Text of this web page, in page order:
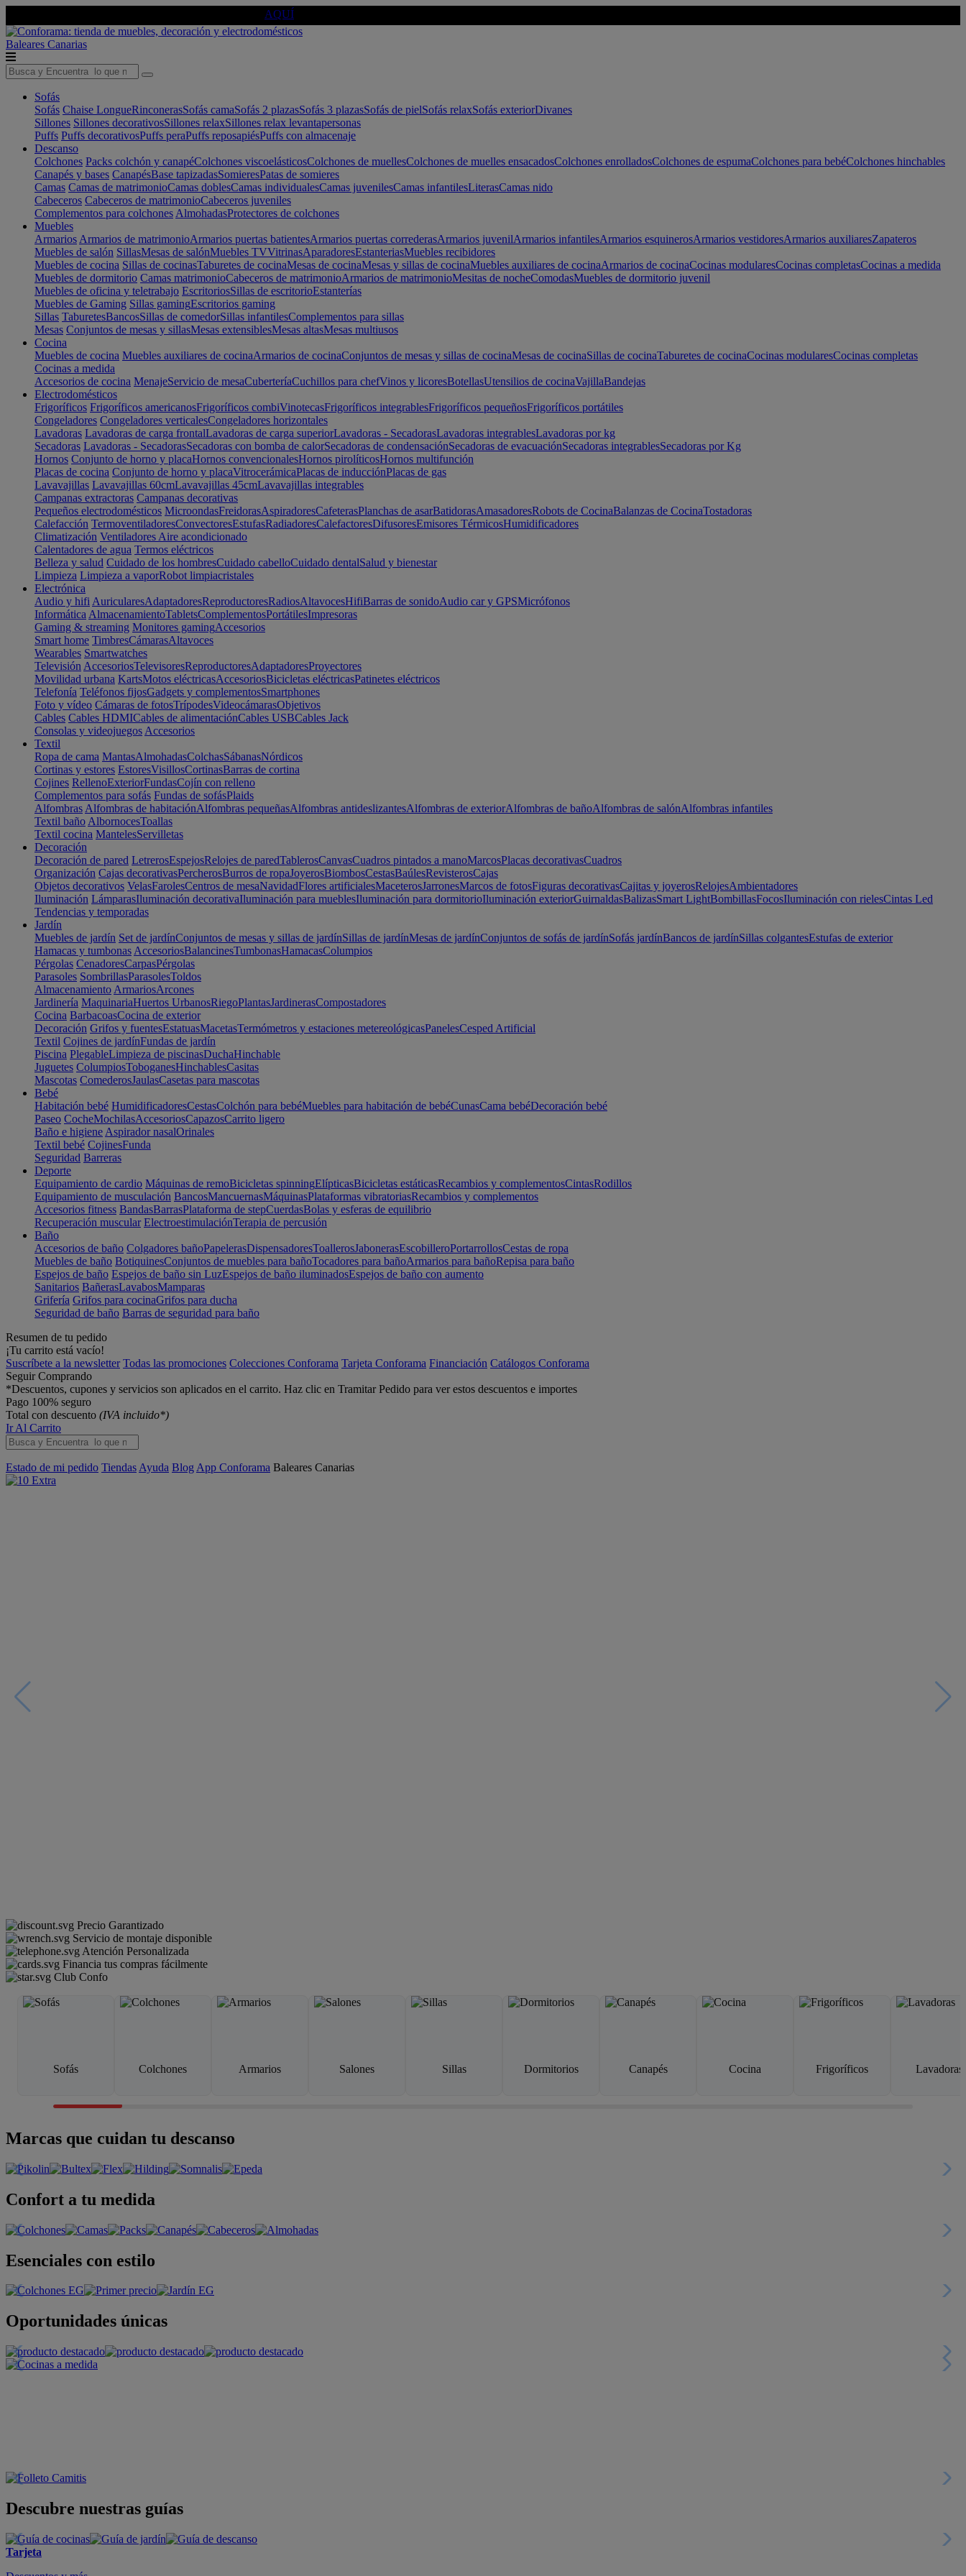
AQUÍ
Baleares Canarias
Sofás
Sofás Chaise LongueRinconerasSofás camaSofás 2 plazasSofás 3 plazasSofás de pielSofás relaxSofás exteriorDivanes
Sillones Sillones decorativosSillones relaxSillones relax levantapersonas
Puffs Puffs decorativosPuffs peraPuffs reposapiésPuffs con almacenaje
Descanso
Colchones Packs colchón y canapéColchones viscoelásticosColchones de muellesColchones de muelles ensacadosColchones enrolladosColchones de espumaColchones para bebéColchones hinchables
Canapés y bases CanapésBase tapizadasSomieresPatas de somieres
Camas Camas de matrimonioCamas doblesCamas individualesCamas juvenilesCamas infantilesLiterasCamas nido
Cabeceros Cabeceros de matrimonioCabeceros juveniles
Complementos para colchones AlmohadasProtectores de colchones
Muebles
Armarios Armarios de matrimonioArmarios puertas batientesArmarios puertas correderasArmarios juvenilArmarios infantilesArmarios esquinerosArmarios vestidoresArmarios auxiliaresZapateros
Muebles de salón SillasMesas de salónMuebles TVVitrinasAparadoresEstanteriasMuebles recibidores
Muebles de cocina Sillas de cocinasTaburetes de cocinaMesas de cocinaMesas y sillas de cocinaMuebles auxiliares de cocinaArmarios de cocinaCocinas modularesCocinas completasCocinas a medida
Muebles de dormitorio Camas matrimonioCabeceros de matrimonioArmarios de matrimonioMesitas de nocheComodasMuebles de dormitorio juvenil
Muebles de oficina y teletrabajo EscritoriosSillas de escritorioEstanterías
Muebles de Gaming Sillas gamingEscritorios gaming
Sillas TaburetesBancosSillas de comedorSillas infantilesComplementos para sillas
Mesas Conjuntos de mesas y sillasMesas extensiblesMesas altasMesas multiusos
Cocina
Muebles de cocina Muebles auxiliares de cocinaArmarios de cocinaConjuntos de mesas y sillas de cocinaMesas de cocinaSillas de cocinaTaburetes de cocinaCocinas modularesCocinas completas
Cocinas a medida
Accesorios de cocina MenajeServicio de mesaCuberteríaCuchillos para chefVinos y licoresBotellasUtensilios de cocinaVajillaBandejas
Electrodomésticos
Frigoríficos Frigoríficos americanosFrigoríficos combiVinotecasFrigoríficos integrablesFrigoríficos pequeñosFrigoríficos portátiles
Congeladores Congeladores verticalesCongeladores horizontales
Lavadoras Lavadoras de carga frontalLavadoras de carga superiorLavadoras - SecadorasLavadoras integrablesLavadoras por kg
Secadoras Lavadoras - SecadorasSecadoras con bomba de calorSecadoras de condensaciónSecadoras de evacuaciónSecadoras integrablesSecadoras por Kg
Hornos Conjunto de horno y placaHornos convencionalesHornos pirolíticosHornos multifunción
Placas de cocina Conjunto de horno y placaVitrocerámicaPlacas de inducciónPlacas de gas
Lavavajillas Lavavajillas 60cmLavavajillas 45cmLavavajillas integrables
Campanas extractoras Campanas decorativas
Pequeños electrodomésticos MicroondasFreidorasAspiradoresCafeterasPlanchas de asarBatidorasAmasadoresRobots de CocinaBalanzas de CocinaTostadoras
Calefacción TermoventiladoresConvectoresEstufasRadiadoresCalefactoresDifusoresEmisores TérmicosHumidificadores
Climatización Ventiladores Aire acondicionado
Calentadores de agua Termos eléctricos
Belleza y salud Cuidado de los hombresCuidado cabelloCuidado dentalSalud y bienestar
Limpieza Limpieza a vaporRobot limpiacristales
Electrónica
Audio y hifi AuricularesAdaptadoresReproductoresRadiosAltavocesHifiBarras de sonidoAudio car y GPSMicrófonos
Informática AlmacenamientoTabletsComplementosPortátilesImpresoras
Gaming & streaming Monitores gamingAccesorios
Smart home TimbresCámarasAltavoces
Wearables Smartwatches
Televisión AccesoriosTelevisoresReproductoresAdaptadoresProyectores
Movilidad urbana KartsMotos eléctricasAccesoriosBicicletas eléctricasPatinetes eléctricos
Telefonía Teléfonos fijosGadgets y complementosSmartphones
Foto y vídeo Cámaras de fotosTrípodesVideocámarasObjetivos
Cables Cables HDMICables de alimentaciónCables USBCables Jack
Consolas y videojuegos Accesorios
Textil
Ropa de cama MantasAlmohadasColchasSábanasNórdicos
Cortinas y estores EstoresVisillosCortinasBarras de cortina
Cojines RellenoExteriorFundasCojín con relleno
Complementos para sofás Fundas de sofásPlaids
Alfombras Alfombras de habitaciónAlfombras pequeñasAlfombras antideslizantesAlfombras de exteriorAlfombras de bañoAlfombras de salónAlfombras infantiles
Textil baño AlbornocesToallas
Textil cocina MantelesServilletas
Decoración
Decoración de pared LetrerosEspejosRelojes de paredTablerosCanvasCuadros pintados a manoMarcosPlacas decorativasCuadros
Organización Cajas decorativasPercherosBurros de ropaJoyerosBiombosCestasBaúlesRevisterosCajas
Objetos decorativos VelasFarolesCentros de mesaNavidadFlores artificialesMaceterosJarronesMarcos de fotosFiguras decorativasCajitas y joyerosRelojesAmbientadores
Iluminación LámparasIluminación decorativaIluminación para mueblesIluminación para dormitorioIluminación exteriorGuirnaldasBalizasSmart LightBombillasFocosIluminación con rielesCintas Led
Tendencias y temporadas
Jardín
Muebles de jardín Set de jardínConjuntos de mesas y sillas de jardínSillas de jardínMesas de jardínConjuntos de sofás de jardínSofás jardínBancos de jardínSillas colgantesEstufas de exterior
Hamacas y tumbonas AccesoriosBalancinesTumbonasHamacasColumpios
Pérgolas CenadoresCarpasPérgolas
Parasoles SombrillasParasolesToldos
Almacenamiento ArmariosArcones
Jardinería MaquinariaHuertos UrbanosRiegoPlantasJardinerasCompostadores
Cocina BarbacoasCocina de exterior
Decoración Grifos y fuentesEstatuasMacetasTermómetros y estaciones metereológicasPanelesCesped Artificial
Textil Cojines de jardínFundas de jardín
Piscina PlegableLimpieza de piscinasDuchaHinchable
Juguetes ColumpiosToboganesHinchablesCasitas
Mascotas ComederosJaulasCasetas para mascotas
Bebé
Habitación bebé HumidificadoresCestasColchón para bebéMuebles para habitación de bebéCunasCama bebéDecoración bebé
Paseo CocheMochilasAccesoriosCapazosCarrito ligero
Baño e higiene Aspirador nasalOrinales
Textil bebé CojinesFunda
Seguridad Barreras
Deporte
Equipamiento de cardio Máquinas de remoBicicletas spinningElípticasBicicletas estáticasRecambios y complementosCintasRodillos
Equipamiento de musculación BancosMancuernasMáquinasPlataformas vibratoriasRecambios y complementos
Accesorios fitness BandasBarrasPlataforma de stepCuerdasBolas y esferas de equilibrio
Recuperación muscular ElectroestimulaciónTerapia de percusión
Baño
Accesorios de baño Colgadores bañoPapelerasDispensadoresToallerosJabonerasEscobilleroPortarrollosCestas de ropa
Muebles de baño BotiquinesConjuntos de muebles para bañoTocadores para bañoArmarios para bañoRepisa para baño
Espejos de baño Espejos de baño sin LuzEspejos de baño iluminadosEspejos de baño con aumento
Sanitarios BañerasLavabosMamparas
Grifería Grifos para cocinaGrifos para ducha
Seguridad de baño Barras de seguridad para baño
Resumen de tu pedido
¡Tu carrito está vacío!
Suscríbete a la newsletter Todas las promociones Colecciones Conforama Tarjeta Conforama Financiación Catálogos Conforama
Seguir Comprando
*Descuentos, cupones y servicios son aplicados en el carrito. Haz clic en Tramitar Pedido para ver estos descuentos e importes
Pago 100% seguro
Total con descuento (IVA incluido*)
Ir Al Carrito
Estado de mi pedido Tiendas Ayuda Blog App Conforama Baleares Canarias
Precio Garantizado
Servicio de montaje disponible
Atención Personalizada
Financia tus compras fácilmente
Club Confo
Sofás Colchones Armarios Salones Sillas Dormitorios Canapés Cocina Frigoríficos Lavadoras
Marcas que cuidan tu descanso
Confort a tu medida
Esenciales con estilo
Oportunidades únicas
Descubre nuestras guías
Tarjeta